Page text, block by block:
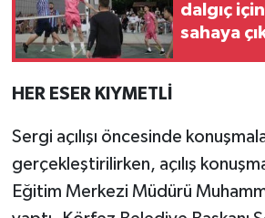
dalgıç
sahaya
HER ESER KIYMETLİ
Sergi açılışı öncesinde
gerçekleştirilirken, açılış
Eğitim Merkezi Müdürü